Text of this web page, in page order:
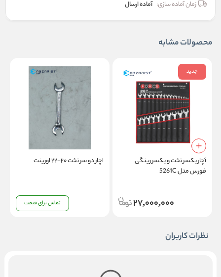
زمان آماده سازی: آماده ارسال
محصولات مشابه
جدید
آچار یکسر تخت و یکسر رینگی
فورس مدل 5261C
27,000,000
اچار دو سر تخت ۲۰-۲۲ اورینت
تماس برای قیمت
نظرات کاربران